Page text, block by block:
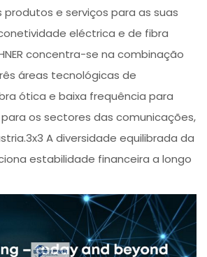
e serviços para as suas
eléctrica e de fibra
concentra-se na combinação
áreas tecnológicas de
ótica e baixa frequência para
os sectores das comunicações,
A diversidade equilibrada da
estabilidade financeira a longo